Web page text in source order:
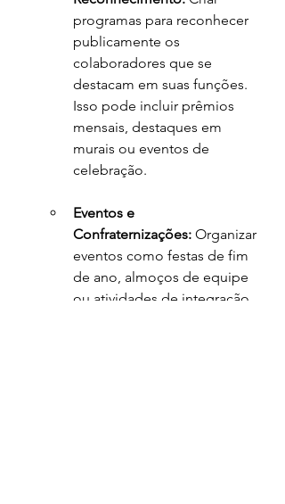
programas para reconhecer
publicamente os
colaboradores que se
destacam em suas funções.
Isso pode incluir prêmios
mensais, destaques em
murais ou eventos de
celebração.
Eventos e
Confraternizações: Organizar
eventos como festas de fim
de ano, almoços de equipe
ou atividades de integração